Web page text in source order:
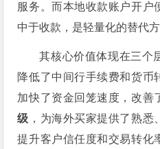
服务。而本地收款账户开户
中于收款，是轻量化的替代方
其核心价值体现在三个
降低了中间行手续费和货币
加快了资金回笼速度，改善
级 ，为海外买家提供了熟
提升客户信任度和交易转化